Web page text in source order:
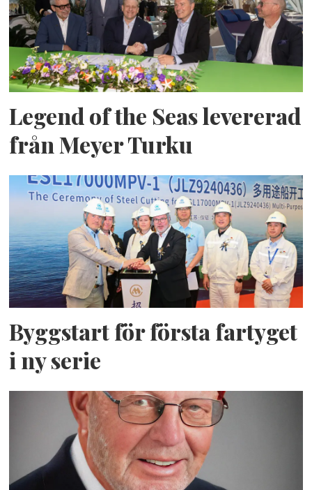
Legend of the Seas levererad
från Meyer Turku
Byggstart för första fartyget
i ny serie